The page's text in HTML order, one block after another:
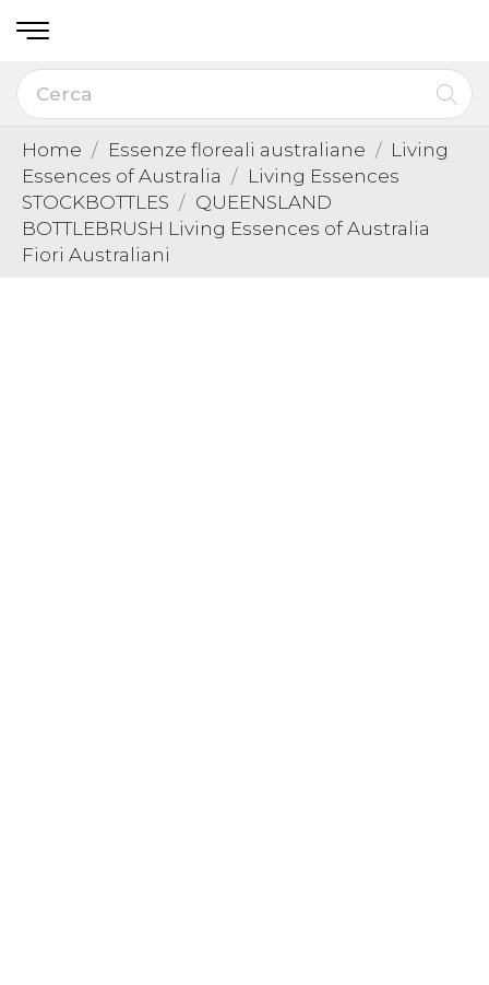
Home Essenze floreali australiane
Living
Essences of Australia
Living Essences
STOCKBOTTLES
QUEENSLAND
BOTTLEBRUSH Living Essences of Australia
Fiori Australiani